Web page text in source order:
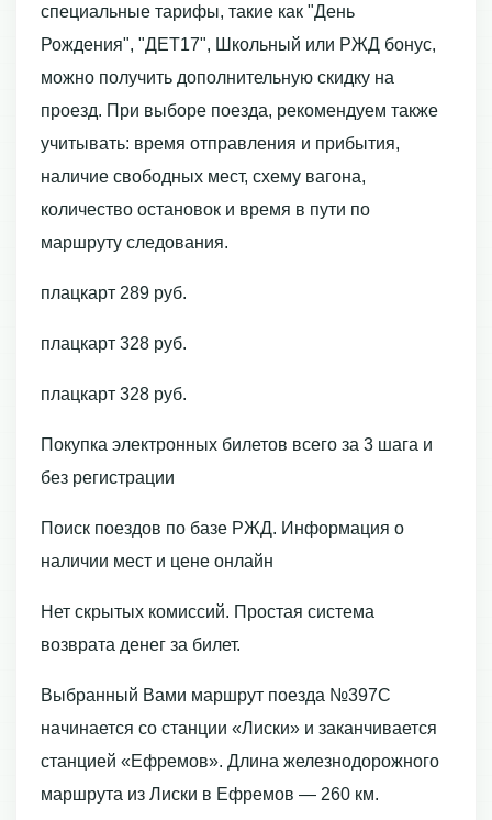
специальные тарифы, такие как "День
Рождения", "ДЕТ17", Школьный или РЖД бонус,
можно получить дополнительную скидку на
проезд. При выборе поезда, рекомендуем также
учитывать: время отправления и прибытия,
наличие свободных мест, схему вагона,
количество остановок и время в пути по
маршруту следования.
плацкарт 289 руб.
плацкарт 328 руб.
плацкарт 328 руб.
Покупка электронных билетов всего за 3 шага и
без регистрации
Поиск поездов по базе РЖД. Информация о
наличии мест и цене онлайн
Нет скрытых комиссий. Простая система
возврата денег за билет.
Выбранный Вами маршрут поезда №397С
начинается со станции «Лиски» и заканчивается
станцией «Ефремов». Длина железнодорожного
маршрута из Лиски в Ефремов — 260 км.